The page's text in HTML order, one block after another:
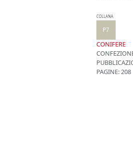
COLLANA
P7
CONIFERE
PAGINE: 208